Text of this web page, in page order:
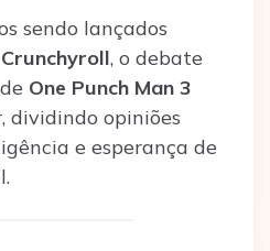
sendo lançados
Crunchyroll, o debate
One Punch Man 3
dividindo opiniões
e esperança de